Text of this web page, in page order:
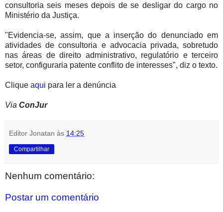
consultoria seis meses depois de se desligar do cargo no
Ministério da Justiça.
"Evidencia-se, assim, que a inserção do denunciado em
atividades de consultoria e advocacia privada, sobretudo
nas áreas de direito administrativo, regulatório e terceiro
setor, configuraria patente conflito de interesses", diz o texto.
Clique aqui para ler a denúncia
Via ConJur
Editor Jonatan às 14:25
Compartilhar
Nenhum comentário:
Postar um comentário